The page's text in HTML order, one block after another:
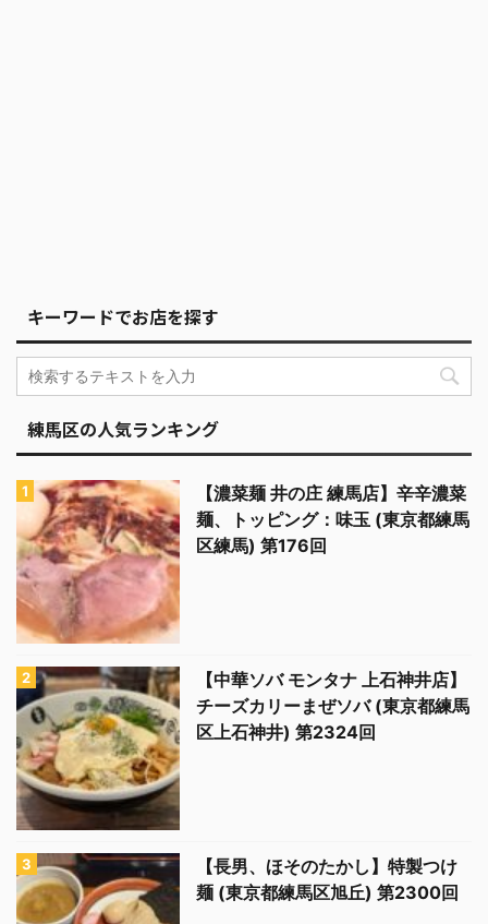
キーワードでお店を探す
練馬区の人気ランキング
【濃菜麺 井の庄 練馬店】辛辛濃菜
麺、トッピング：味玉 (東京都練馬
区練馬) 第176回
【中華ソバ モンタナ 上石神井店】
チーズカリーまぜソバ (東京都練馬
区上石神井) 第2324回
【長男、ほそのたかし】特製つけ
麺 (東京都練馬区旭丘) 第2300回